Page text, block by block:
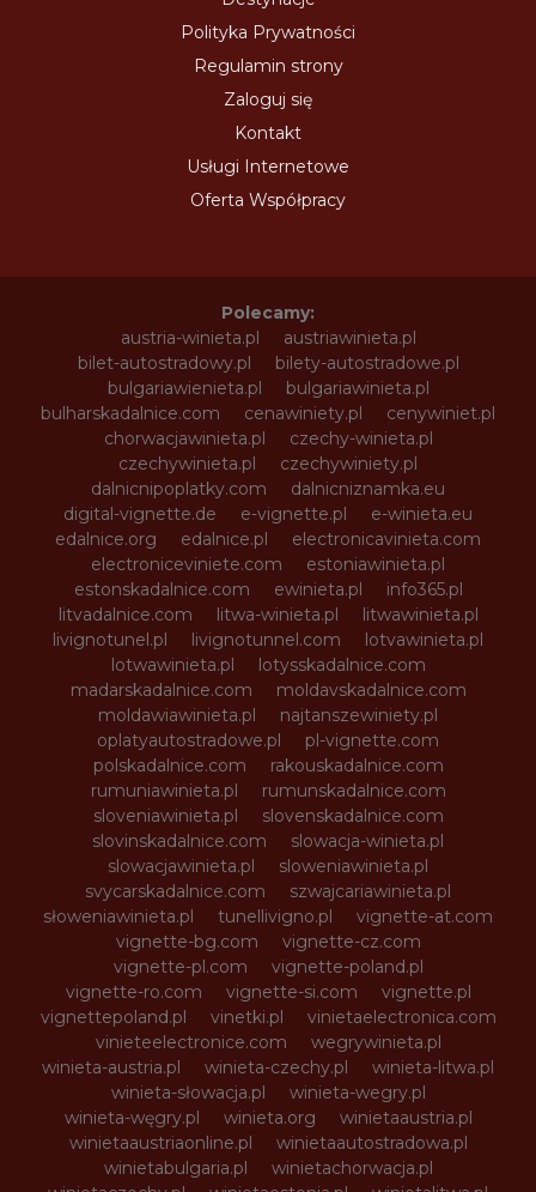
Polityka Prywatności
Regulamin strony
Zaloguj się
Kontakt
Usługi Internetowe
Oferta Współpracy
Polecamy:
austria-winieta.pl
austriawinieta.pl
bilet-autostradowy.pl
bilety-autostradowe.pl
bulgariawienieta.pl
bulgariawinieta.pl
bulharskadalnice.com
cenawiniety.pl
cenywiniet.pl
chorwacjawinieta.pl
czechy-winieta.pl
czechywinieta.pl
czechywiniety.pl
dalnicnipoplatky.com
dalnicniznamka.eu
digital-vignette.de
e-vignette.pl
e-winieta.eu
edalnice.org
edalnice.pl
electronicavinieta.com
electroniceviniete.com
estoniawinieta.pl
estonskadalnice.com
ewinieta.pl
info365.pl
litvadalnice.com
litwa-winieta.pl
litwawinieta.pl
livignotunel.pl
livignotunnel.com
lotvawinieta.pl
lotwawinieta.pl
lotysskadalnice.com
madarskadalnice.com
moldavskadalnice.com
moldawiawinieta.pl
najtanszewiniety.pl
oplatyautostradowe.pl
pl-vignette.com
polskadalnice.com
rakouskadalnice.com
rumuniawinieta.pl
rumunskadalnice.com
sloveniawinieta.pl
slovenskadalnice.com
slovinskadalnice.com
slowacja-winieta.pl
slowacjawinieta.pl
sloweniawinieta.pl
svycarskadalnice.com
szwajcariawinieta.pl
słoweniawinieta.pl
tunellivigno.pl
vignette-at.com
vignette-bg.com
vignette-cz.com
vignette-pl.com
vignette-poland.pl
vignette-ro.com
vignette-si.com
vignette.pl
vignettepoland.pl
vinetki.pl
vinietaelectronica.com
vinieteelectronice.com
wegrywinieta.pl
winieta-austria.pl
winieta-czechy.pl
winieta-litwa.pl
winieta-słowacja.pl
winieta-wegry.pl
winieta-węgry.pl
winieta.org
winietaaustria.pl
winietaaustriaonline.pl
winietaautostradowa.pl
winietabulgaria.pl
winietachorwacja.pl